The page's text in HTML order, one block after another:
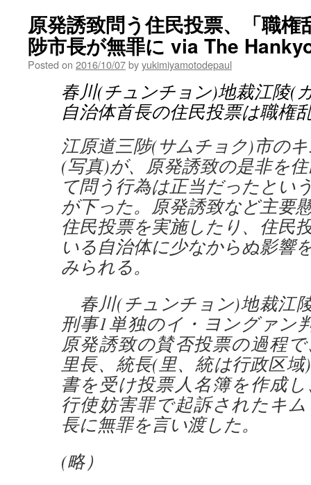
原発誘致問う住民投票、「職
陟市長が無罪に via The
Posted on 2016/10/07byyukimiyamotodepaul
春川(チュンチョン)地裁江陵(
自治体首長の住民投票は職権
江原道三陟(サムチョク)市の
(写真)が、原発誘致の是非を
て問う行為は正当だったとい
が下った。原発誘致など主要
住民投票を実施したり、住民
いる自治体に少なからぬ影響
みられる。
春川(チュンチョン)地裁江
刑事1単独のイ・ヨングァン
原発誘致の賛否投票の過程
里長、統長(里、統は行政区
書を受け投票人名簿を作成
行使妨害罪で起訴されたキ
長に無罪を言い渡した。
(略）